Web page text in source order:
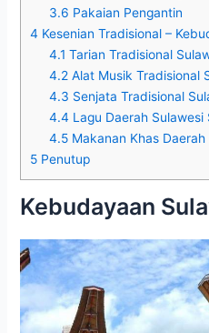
3.6 Pakaian Pengantin
4 Kesenian Tradisional –
4.1 Tarian Tradisional
4.2 Alat Musik Tradisional
4.3 Senjata Tradisional
4.4 Lagu Daerah Sulawesi
4.5 Makanan Khas
5 Penutup
Kebudayaan